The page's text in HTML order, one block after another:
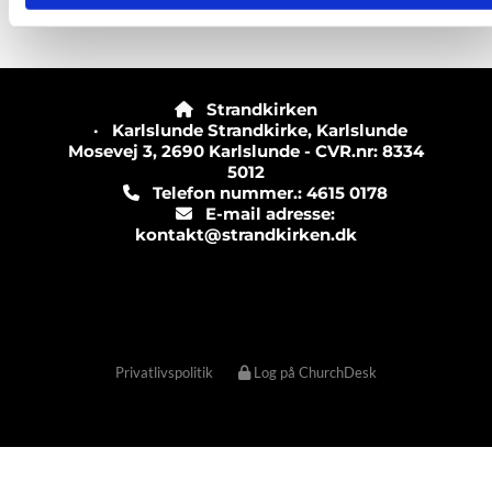

Strandkirken
· Karlslunde Strandkirke, Karlslunde
Mosevej 3, 2690 Karlslunde - CVR.nr: 8334
5012
Telefon nummer.: 4615 0178
E-mail adresse:
kontakt@strandkirken.dk
Privatlivspolitik Log på ChurchDesk